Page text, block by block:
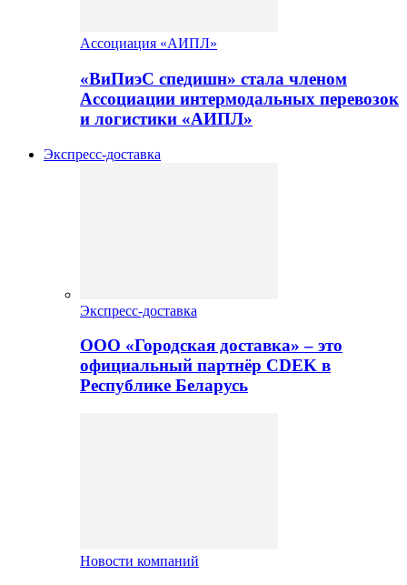
Ассоциация «АИПЛ»
«ВиПиэС спедишн» стала членом
Ассоциации интермодальных перевозок
и логистики «АИПЛ»
Экспресс-доставка
Экспресс-доставка
ООО «Городская доставка» – это
официальный партнёр CDEK в
Республике Беларусь
Новости компаний